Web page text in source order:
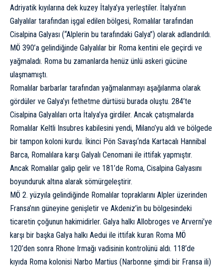
Adriyatik kıyılarına dek kuzey İtalya’ya yerleştiler. İtalya’nın
Galyalılar tarafından işgal edilen bölgesi, Romalılar tarafından
Cisalpina Galyası (“Alplerin bu tarafındaki Galya”) olarak adlandırıldı.
MÖ 390’a gelindiğinde Galyalılar bir Roma kentini ele geçirdi ve
yağmaladı. Roma bu zamanlarda henüz ünlü askeri gücüne
ulaşmamıştı.
Romalılar barbarlar tarafından yağmalanmayı aşağılanma olarak
gördüler ve Galya’yı fethetme dürtüsü burada oluştu. 284’te
Cisalpina Galyalıları orta İtalya’ya girdiler. Ancak çatışmalarda
Romalılar Keltli Insubres kabilesini yendi, Milano’yu aldı ve bölgede
bir tampon koloni kurdu. İkinci Pön Savaşı‘nda Kartacalı Hannibal
Barca, Romalılara karşı Galyalı Cenomani ile ittifak yapmıştır.
Ancak Romalılar galip gelir ve 181’de Roma, Cisalpina Galyasını
boyunduruk altına alarak sömürgeleştirir.
MÖ 2. yüzyıla gelindiğinde Romalılar topraklarını Alpler üzerinden
Fransa’nın güneyine genişletir ve Akdeniz’in bu bölgesindeki
ticaretin çoğunun hakimidirler. Galya halkı Allobroges ve Arverni’ye
karşı bir başka Galya halkı Aedui ile ittifak kuran Roma MÖ
120’den sonra Rhone Irmağı vadisinin kontrolünü aldı. 118’de
kıyıda Roma kolonisi Narbo Martius (Narbonne şimdi bir Fransa ili)